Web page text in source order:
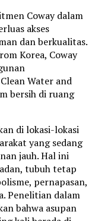
Coway dalam
akses
dan berkualitas.
Korea, Coway
Water and
bersih di ruang
di lokasi-lokasi
yang sedang
jauh. Hal ini
tubuh tetap
pernapasan,
Penelitian dalam
bahwa asupan